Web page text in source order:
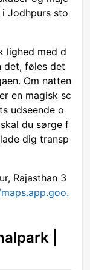
Jodhpurs sto
lighed med d
det, føles det
Om natten
en magisk sc
udseende o
du sørge f
dig transp
Rajasthan 3
|